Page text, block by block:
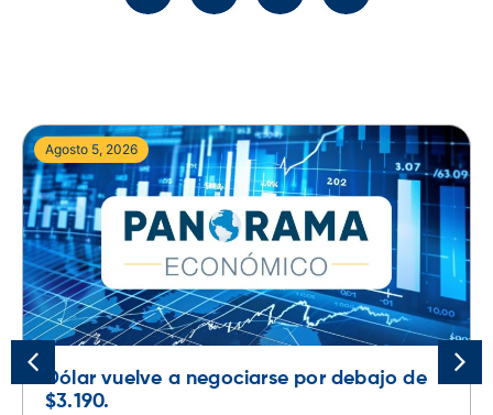
Agosto 5, 2026
Dólar vuelve a negociarse por debajo de
$3.190.